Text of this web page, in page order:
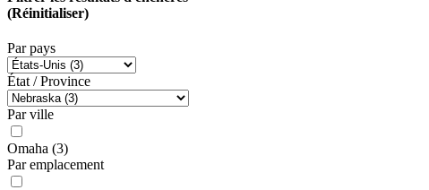
(Réinitialiser)
Par pays
État / Province
Par ville
Omaha (3)
Par emplacement